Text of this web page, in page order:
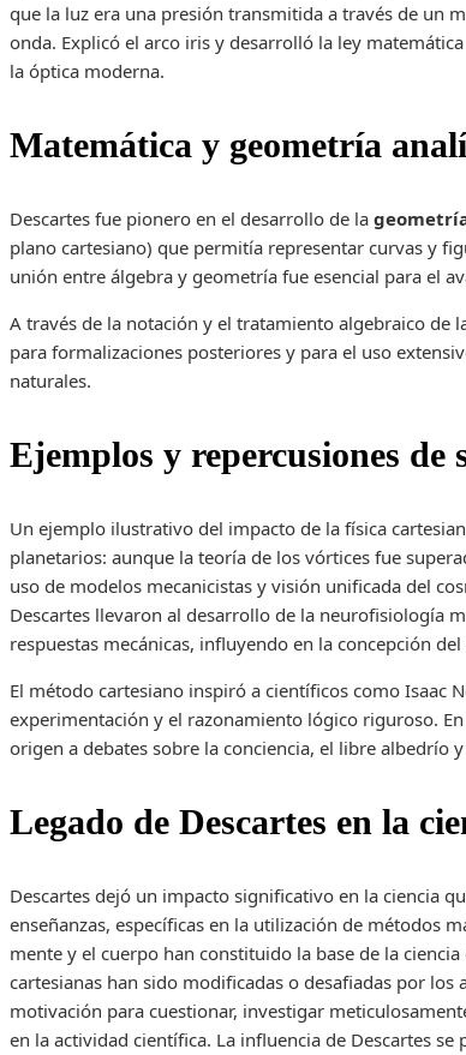
que la luz era una presión transmitida a través de un
onda. Explicó el arco iris y desarrolló la ley
la óptica moderna.
Matemática y geometría
Descartes fue pionero en el desarrollo de la
plano cartesiano) que permitía representar curvas y
unión entre álgebra y geometría fue esencial para el
A través de la notación y el tratamiento algebraico de
para formalizaciones posteriores y para el uso
naturales.
Ejemplos y repercusiones de
Un ejemplo ilustrativo del impacto de la física
planetarios: aunque la teoría de los vórtices fue
uso de modelos mecanicistas y visión unificada del
Descartes llevaron al desarrollo de la neurofisiología
respuestas mecánicas, influyendo en la concepción
El método cartesiano inspiró a científicos como Isaac
experimentación y el razonamiento lógico riguroso.
origen a debates sobre la conciencia, el libre albedrío
Legado de Descartes en la
Descartes dejó un impacto significativo en la ciencia
enseñanzas, específicas en la utilización de métodos
mente y el cuerpo han constituido la base de la
cartesianas han sido modificadas o desafiadas por
motivación para cuestionar, investigar
en la actividad científica. La influencia de Descartes